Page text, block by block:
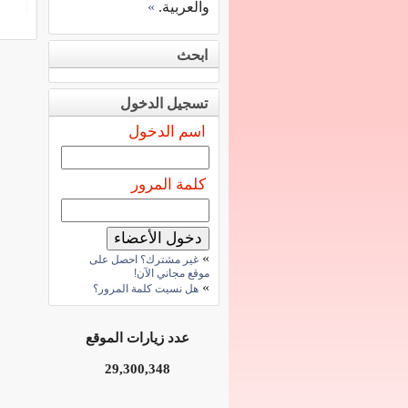
والعربية. »
ابحث
تسجيل الدخول
اسم الدخول
كلمة المرور
» غير مشترك؟ احصل على
موقع مجاني الآن!
» هل نسيت كلمة المرور؟
عدد زيارات الموقع
29,300,348